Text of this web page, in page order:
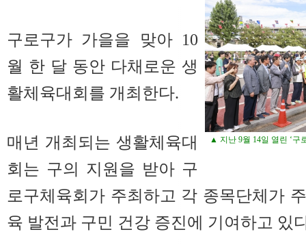
▲ 지난 9월 14일 열린 ‘구
구로구가 가을을 맞아 10
월 한 달 동안 다채로운 생
활체육대회를 개최한다.
매년 개최되는 생활체육대
회는 구의 지원을 받아 구
로구체육회가 주최하고 각 종목단체가
육 발전과 구민 건강 증진에 기여하고 있